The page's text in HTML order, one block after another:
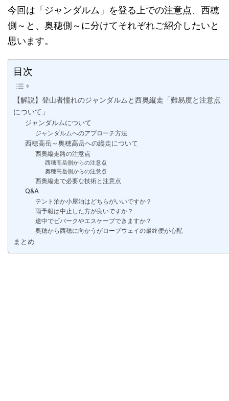
今回は「ジャンダルム」を登る上での注意点、西穂
側～と、奥穂側～に分けてそれぞれご紹介したいと
思います。
目次
【解説】登山者憧れのジャンダルムと西奥縦走「難易度と注意点
について」
ジャンダルムについて
ジャンダルムへのアプローチ方法
西穂高岳～奥穂高岳への縦走について
西奥縦走路の注意点
西穂高岳側からの注意点
奥穂高岳側からの注意点
西奥縦走で必要な技術と注意点
Q&A
テント泊か小屋泊はどちらがいいですか？
雨予報は中止した方が良いですか？
途中でビバークやエスケープできますか？
奥穂から西穂に向かうがロープウェイの最終便が心配
まとめ